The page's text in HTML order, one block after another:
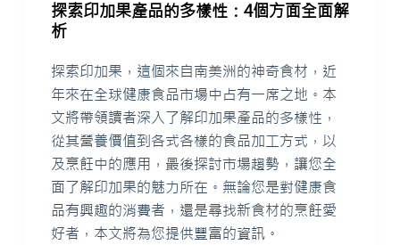
探索印加果產品的多樣性：4個方面全面解
析
探索印加果，這個來自南美洲的神奇食材，近
年來在全球健康食品市場中占有一席之地。本
文將帶領讀者深入了解印加果產品的多樣性，
從其營養價值到各式各樣的食品加工方式，以
及烹飪中的應用，最後探討市場趨勢，讓您全
面了解印加果的魅力所在。無論您是對健康食
品有興趣的消費者，還是尋找新食材的烹飪愛
好者，本文將為您提供豐富的資訊。